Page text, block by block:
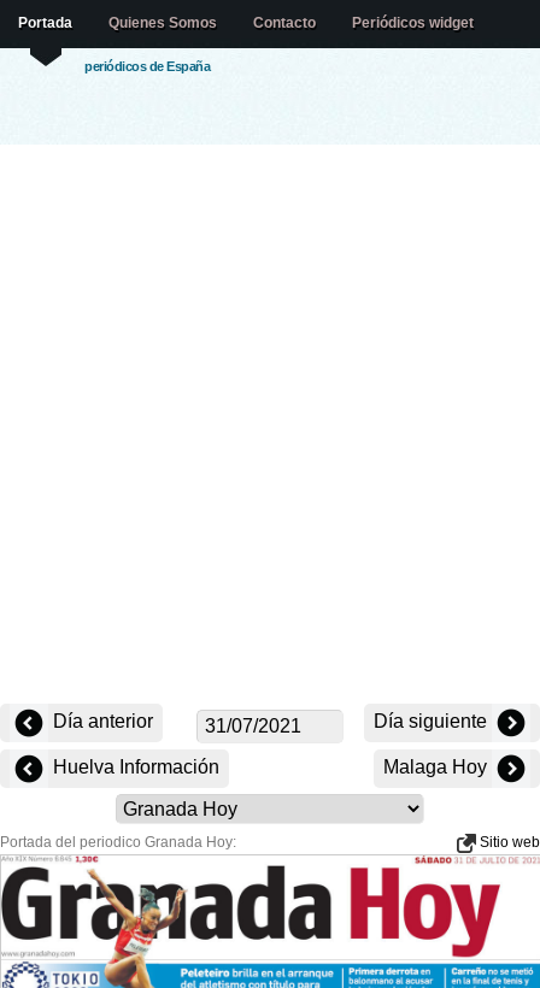
periódicos de España
Portada Quienes Somos Contacto Periódicos widget
Día anterior Día siguiente
Huelva Información Malaga Hoy
Portada del periodico Granada Hoy: Sitio web